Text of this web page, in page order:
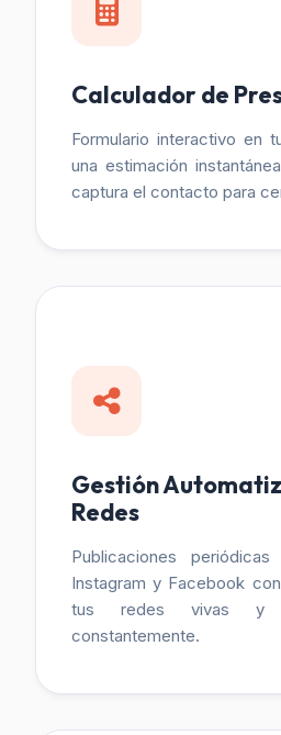
Calculador de
Formulario interactivo en
una estimación
captura el contacto para
Gestión
Redes
Publicaciones
Instagram y Facebook
tus redes vivas y
constantemente.